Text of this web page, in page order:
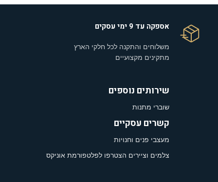
אספקה עד 9 ימי עסקים
משלוחים והתקנה לכל חלקי הארץ
מתקינים מקצועיים
שירותים נוספים
שוברי מתנות
קשרים עסקיים
מעצבי פנים וחנויות
צלמים וציירים הצטרפו לפלטפורמת אוניקס